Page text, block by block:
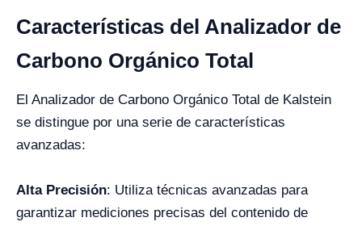
Características del Analizador de
Carbono Orgánico Total
El Analizador de Carbono Orgánico Total de Kalstein
se distingue por una serie de características
avanzadas:
Alta Precisión: Utiliza técnicas avanzadas para
garantizar mediciones precisas del contenido de